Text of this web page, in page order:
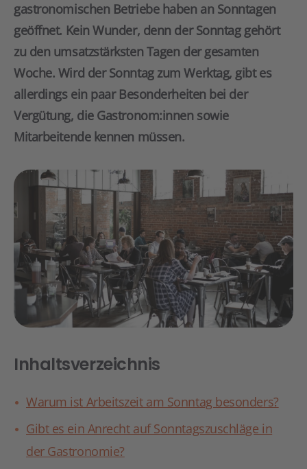
gastronomischen Betriebe haben an Sonntagen
geöffnet. Kein Wunder, denn der Sonntag gehört
zu den umsatzstärksten Tagen der gesamten
Woche. Wird der Sonntag zum Werktag, gibt es
allerdings ein paar Besonderheiten bei der
Vergütung, die Gastronom:innen sowie
Mitarbeitende kennen müssen.
Inhaltsverzeichnis
Warum ist Arbeitszeit am Sonntag besonders?
Gibt es ein Anrecht auf Sonntagszuschläge in
der Gastronomie?